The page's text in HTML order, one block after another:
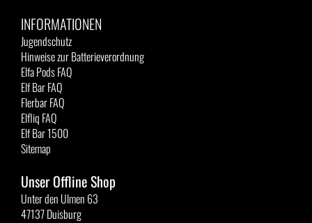
INFORMATIONEN
Jugendschutz
Hinweise zur Batterieverordnung
Elfa Pods FAQ
Elf Bar FAQ
Flerbar FAQ
Elfliq FAQ
Elf Bar 1500
Sitemap
Unser Offline Shop
Unter den Ulmen 63
47137 Duisburg